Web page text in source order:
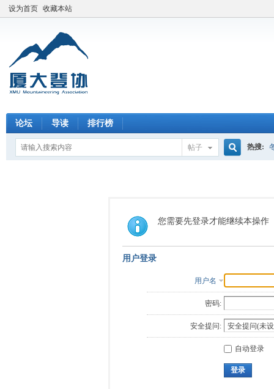
设为首页 收藏本站
论坛 导读 排行榜
帖子
索
热搜:
您需要先登录才能继续本操作
用户登录
用户名
密码:
安全提问:
自动登录
登录